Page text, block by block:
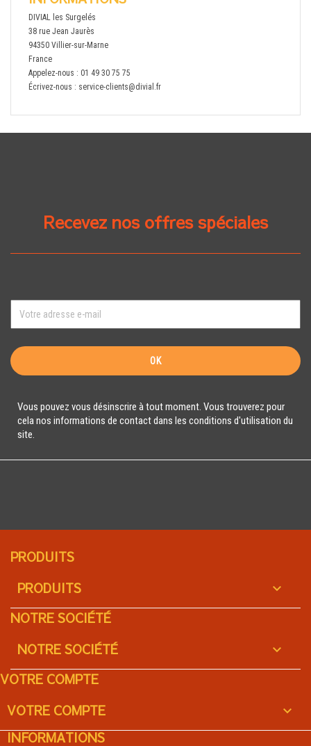
DIVIAL les Surgelés
38 rue Jean Jaurès
94350 Villier-sur-Marne
France
Appelez-nous : 01 49 30 75 75
Écrivez-nous : service-clients@divial.fr
Recevez nos offres spéciales
Vous pouvez vous désinscrire à tout moment. Vous trouverez pour
cela nos informations de contact dans les conditions d'utilisation du
site.
PRODUITS
PRODUITS

NOTRE SOCIÉTÉ
NOTRE SOCIÉTÉ

VOTRE COMPTE
VOTRE COMPTE

INFORMATIONS